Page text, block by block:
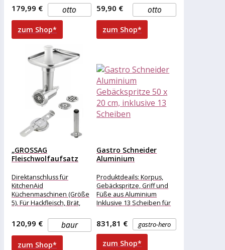
Lochscheiben, Wurstfüll-
Vorsatz und Spritzgebäck-
Vorsatz, Weitere
otto
179,99 €
zum Shop*
Antriebsart , Direktantrieb,
otto
59,90 €
zum Shop*
„GROSSAG
Fleischwolfaufsatz
Küchenmaschinen-
Aufsätze...
Direktanschluss für
KitchenAid
Küchenmaschinen (Größe
5). Für Hackfleisch, Brät,
auch vegan zum Pürieren
von gekochtem Gemüse
baur
120,99 €
zum Shop*
Gastro Schneider
Aluminium
20...
Produktdeails: Korpus,
Gebäckspritze, Griff und
Füße aus Aluminium
Inklusive 13 Scheiben für
Spritzgebäckarten
Gewicht: 5 kg
Produktmaße (BxTxh): 500
gastro-hero
831,81 €
zum Shop*